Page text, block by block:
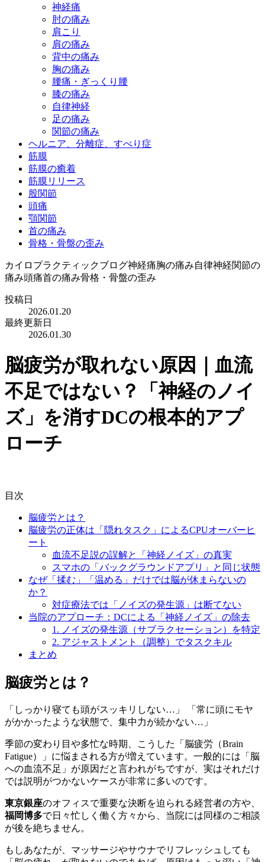
神経痛
肘の痛み
肩こり
肩の痛み
背中の痛み
胸の痛み
腰痛・ぎっくり腰
膝の痛み
自律神経
足の痛み
関節の痛み
ヘルニア、分離症、すべり症
筋膜
筋膜の癒着
筋膜リリース
股関節
頭痛
顎関節
首の痛み
骨格・骨盤の歪み
カイロプラクティックブログ神経痛胸の痛み自律神経関節の
痛み頭痛首の痛み骨格・骨盤の歪み
投稿日
2026.01.20
最終更新日
2026.01.30
脳疲労が取れない原因｜血流
不足ではない？「神経のノイ
ズ」を消すDCの根本的アプ
ローチ
目次
脳疲労とは？
脳疲労の正体は「隠れタスク」によるCPUオーバーヒ
ート
血流不足説の誤解と「神経ノイズ」の真実
スマホの「バックグラウンドアプリ」と同じ状態
なぜ「揉む」「温める」だけでは脳が休まらないの
か？
対症療法では「ノイズの発生源」は断てない
当院のアプローチ：DCによる「神経ノイズ」の除去
1. ノイズの発生源（サブラクセーション）を特定
2. アジャストメント（調整）でタスクキル
まとめ
脳疲労とは？
「しっかり寝ても頭がスッキリしない…」 「常に頭にモヤ
がかかったような状態で、集中力が続かない…」
季節の変わり目や多忙な時期、こうした「脳疲労（Brain
Fatigue）」に悩まされる方が増えています。一般的には「脳
への血流不足」が原因だと言われがちですが、実はそれだけ
では説明がつかないケースが非常に多いのです。
東京銀座のオフィスで重要な決断を迫られる経営者の方や、
福岡博多で日々忙しく働く方々から、当院には同様のご相談
が後を絶ちません。
もしあなたが、マッサージやサウナでリフレッシュしても